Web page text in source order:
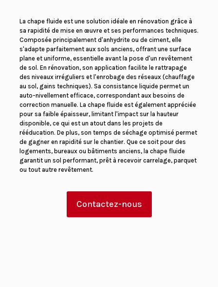
La chape fluide est une solution idéale en rénovation grâce à
sa rapidité de mise en œuvre et ses performances techniques.
Composée principalement d'anhydrite ou de ciment, elle
s'adapte parfaitement aux sols anciens, offrant une surface
plane et uniforme, essentielle avant la pose d'un revêtement
de sol. En rénovation, son application facilite le rattrapage
des niveaux irréguliers et l'enrobage des réseaux (chauffage
au sol, gains techniques). Sa consistance liquide permet un
auto-nivellement efficace, correspondant aux besoins de
correction manuelle. La chape fluide est également appréciée
pour sa faible épaisseur, limitant l'impact sur la hauteur
disponible, ce qui est un atout dans les projets de
rééducation. De plus, son temps de séchage optimisé permet
de gagner en rapidité sur le chantier. Que ce soit pour des
logements, bureaux ou bâtiments anciens, la chape fluide
garantit un sol performant, prêt à recevoir carrelage, parquet
ou tout autre revêtement.
Contactez-nous